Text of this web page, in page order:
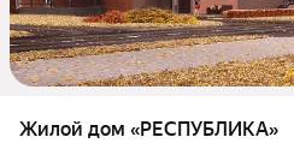
Жилой дом «РЕСПУБЛИКА»